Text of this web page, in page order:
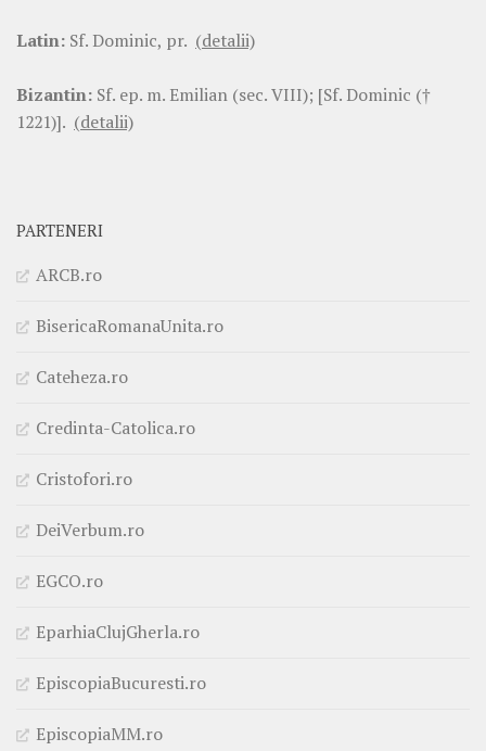
Latin: Sf. Dominic, pr. (detalii)
Bizantin: Sf. ep. m. Emilian (sec. VIII); [Sf. Dominic (†
1221)]. (detalii)
PARTENERI
ARCB.ro
BisericaRomanaUnita.ro
Cateheza.ro
Credinta-Catolica.ro
Cristofori.ro
DeiVerbum.ro
EGCO.ro
EparhiaClujGherla.ro
EpiscopiaBucuresti.ro
EpiscopiaMM.ro